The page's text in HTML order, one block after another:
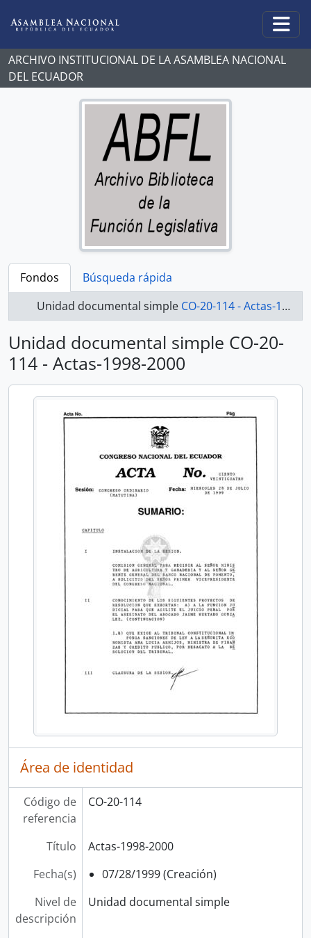
ARCHIVO INSTITUCIONAL DE LA ASAMBLEA NACIONAL
DEL ECUADOR
Fondos
Búsqueda rápida
Unidad documental simple CO-20-114 - Actas-1998-2000
Unidad documental simple CO-20-
114 - Actas-1998-2000
Área de identidad
Código de
referencia
CO-20-114
Título
Actas-1998-2000
Fecha(s)
07/28/1999 (Creación)
Nivel de
descripción
Unidad documental simple